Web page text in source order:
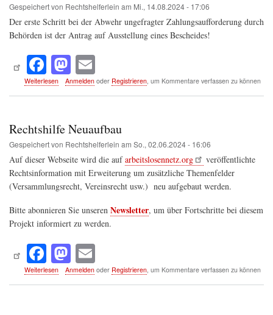
OBS
gespeicherte
Daten
Gespeichert von Rechtshelferlein am Mi., 14.08.2024 - 17:06
Der erste Schritt bei der Abwehr ungefragter Zahlungsaufforderung durch
Behörden ist der Antrag auf Ausstellung eines Bescheides!
Fa
ce
bo
ok
M
as
to
do
n
m
ail
Weiterlesenüber
eines
Bescheides
die
Vorschreibung
der
ORF
druch
die
Anmeldenoder Registrieren, um Kommentare verfassen zu können
Rechtshilfe Neuaufbau
Gespeichert von Rechtshelferlein am So., 02.06.2024 - 16:06
Auf dieser Webseite wird die aufarbeitslosennetz.org
veröffentlichte
Rechtsinformation mit Erweiterung um zusätzliche Themenfelder
(Versammlungsrecht, Vereinsrecht usw.) neu aufgebaut werden.
Bitte abonnieren Sie unseren Newsletter, um über Fortschritte bei diesem
Projekt informiert zu werden.
Fa
ce
bo
M
as
to
m
ail
WeiterlesenüberAnmeldenoder Registrieren, um Kommentare verfassen zu können